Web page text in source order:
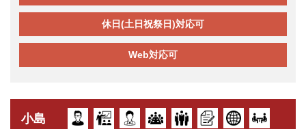
休日(土日祝祭日)対応可
Web対応可
小島